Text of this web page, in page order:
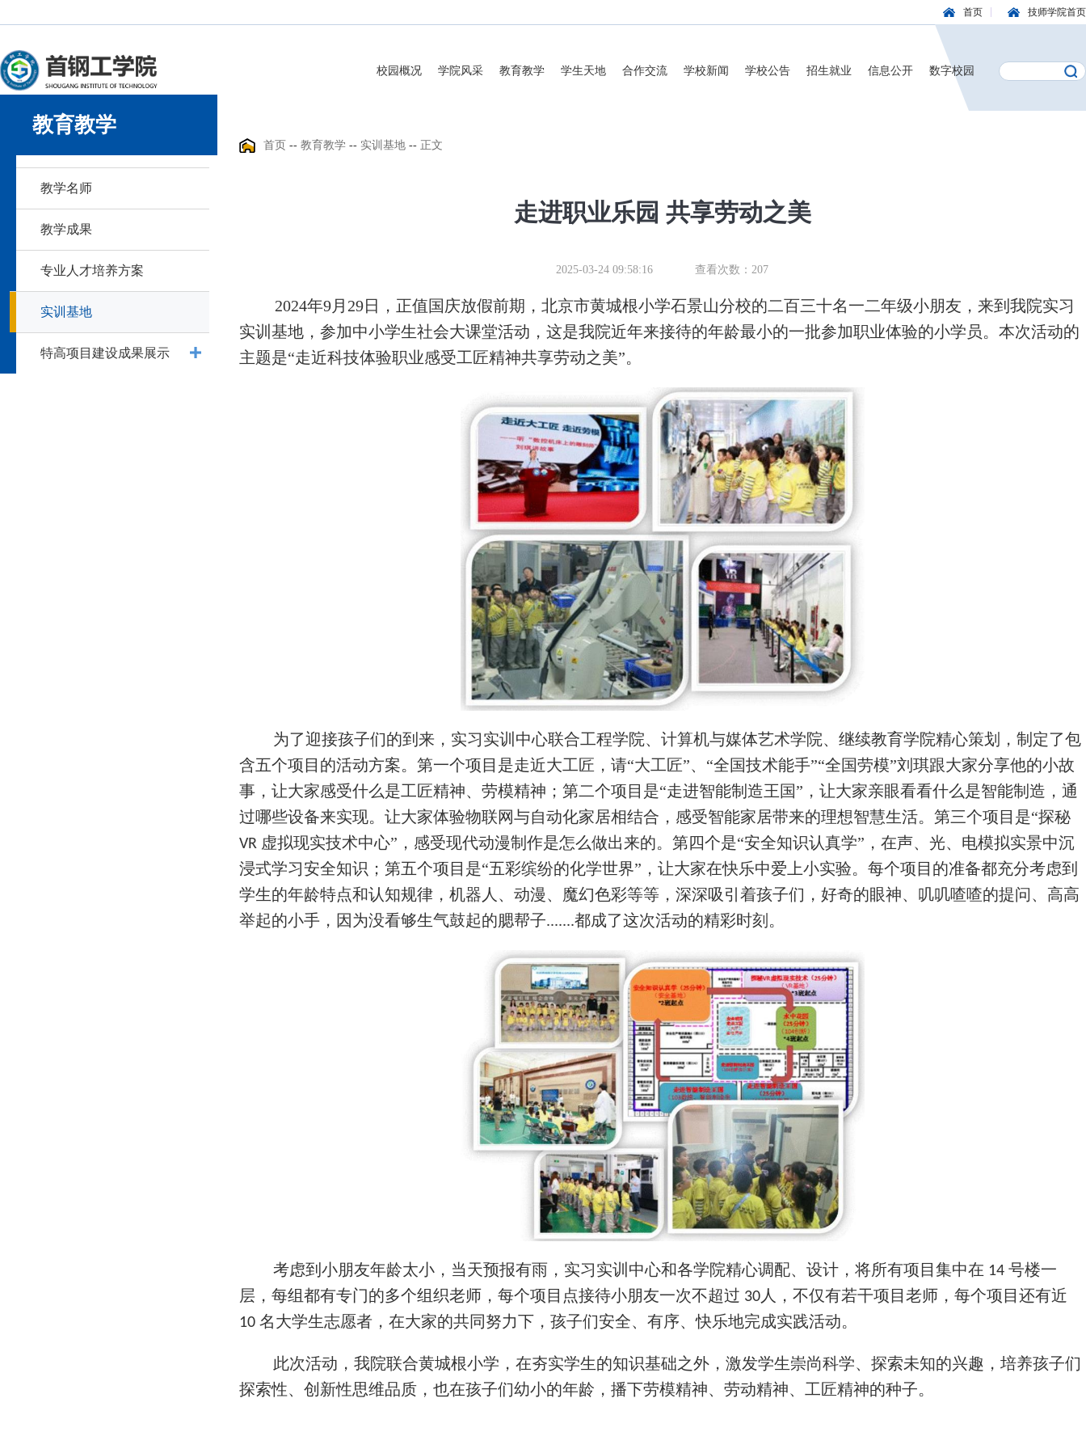
首页 技师学院首页
校园概况 学院风采 教育教学 学生天地 合作交流 学校新闻 学校公告 招生就业 信息公开 数字校园
教育教学
教学名师
教学成果
专业人才培养方案
实训基地
特高项目建设成果展示
首页 -- 教育教学-- 实训基地-- 正文
走进职业乐园 共享劳动之美
2025-03-24 09:58:16 查看次数：207
2024年9月 29日 ， 正值国庆放假前期，北京市黄城根小学石景山分校的二百三十名一二年级小朋友，来到我院实习
实训基地，参加中小学生社会大课堂活动，这是我院近年来接待的年龄最小的一批参加职业体验的小学员。本次活动的
主题是“走近科技体验职业感受工匠精神共享劳动之美”。
为了迎接孩子们的到来，实习实训中心联合工程学院、计算机与媒体艺术学院、继续教育学院精心策划，制定了包
含五个项 目的活动方案。第一个项目是走近大工匠，请“大工匠”、“全国技术能手”“全国劳模”刘琪跟大家分享他的小故
事，让大家感受什么是工匠精神、劳模精神；第二个项目是“走进智能制造王 国”，让大家亲眼看看什么是智能制造，通
过哪些设备来实现。 让大家体验物联网与自动化家居相结合，感受智能家居带来的理想智慧生活。第三个项目是“探秘
VR 虚拟现实技术中心”，感受现代动漫制作是怎么做出来的。第四个是“安全知识认真学”， 在声、光、电模拟实景中沉
浸式学习安全知识；第五个项目是“五彩缤纷的化学世界”，让大家在快乐中爱上小实验。每个项目的准备都充分考虑到
学生的年龄特点和认知规律，机器人、动漫、
魔幻色彩等等，深深吸引着孩子们，好奇的眼神、叽叽喳喳的提问、高高
举起的小手，因为没看够生气鼓起的腮帮子.......都成了这次活动的精彩时刻。
考虑到小朋友年龄太小，当天预报有雨，实习实训中心和各学院精心调配、设计，将所有项目集中在 14 号楼一
层，每组都有专门的多个组织老师，每个项目点接待小朋友一次不超过 30人，不仅有若干项目老师，每个项目还有近
10 名大学生志愿者， 在大家的共同努力下，孩子们安全、有序、快乐地完成实践活动。
此次活动，我院联合黄城根小学，在夯实学生的知识基础之外，激发学生崇尚科学、探索未知的兴趣，培养孩子们
探索性、 创新性思维品质，也在孩子们幼小的年龄，播下劳模精神、劳动精神、工匠精神的种子。